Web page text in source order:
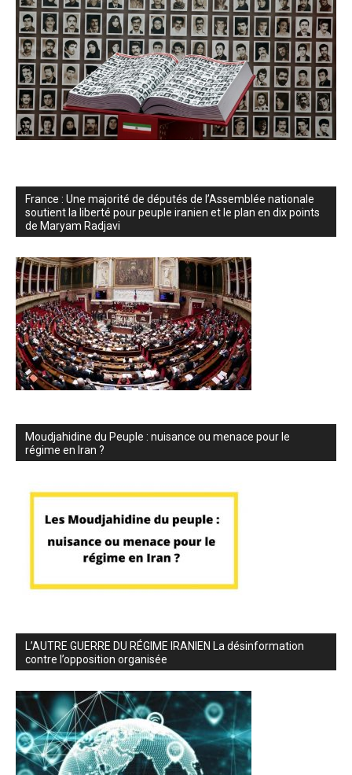
France : Une majorité de députés de l’Assemblée nationale
soutient la liberté pour peuple iranien et le plan en dix points
de Maryam Radjavi
Moudjahidine du Peuple : nuisance ou menace pour le
régime en Iran ?
L’AUTRE GUERRE DU RÉGIME IRANIEN La désinformation
contre l’opposition organisée